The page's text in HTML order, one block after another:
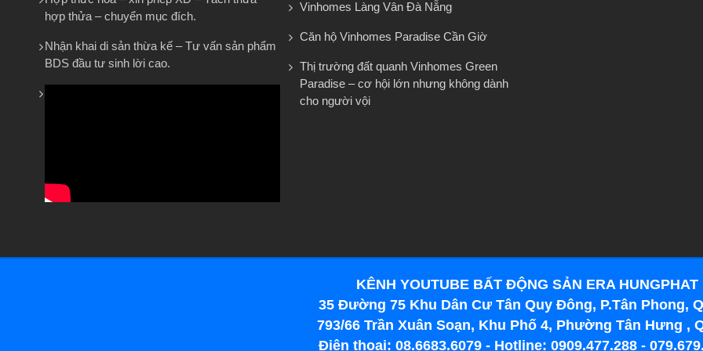
hợp thửa – chuyển mục đích.
Nhận khai di sản thừa kế – Tư vấn sản phẩm
BDS đầu tư sinh lời cao.
Vinhomes Làng Vân Đà Nẵng
Căn hộ Vinhomes Paradise Cần Giờ
Thị trường đất quanh Vinhomes Green
Paradise – cơ hội lớn nhưng không dành
cho người vội
KÊNH YOUTUBE BẤT ĐỘNG SẢN ERA HUNGPHAT
35 Đường 75 Khu Dân Cư Tân Quy Đông, P.Tân Phong,
793/66 Trần Xuân Soạn, Khu Phố 4, Phường Tân Hưng ,
Điện thoại: 08.6683.6079 - Hotline: 0909.477.288 -